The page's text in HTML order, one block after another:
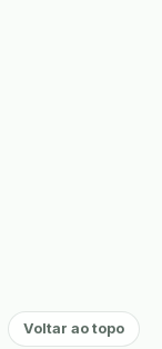
Voltar ao topo